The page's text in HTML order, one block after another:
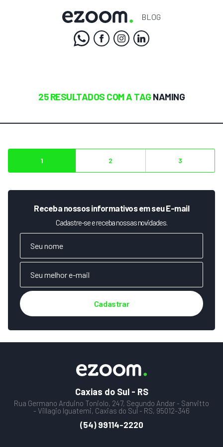
BLOG
25 RESULTADOS COM A TAG NAMING
1 2 3
Receba nossos informativos em seu E-mail
Cadastre-se e receba nossas novidades.
Cadastrar
Caxias do Sul - RS
Rua Germano Arduino Toniolo, 247, Segundo Andar - Sanvitto
- Villagio Iguatemi, Caxias do Sul - RS, 95012-346
(54) 99114-2220